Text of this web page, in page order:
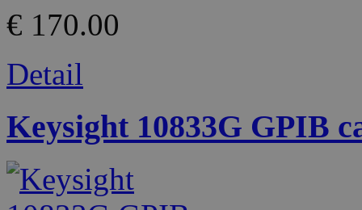
€ 170.00
Detail
Keysight 10833G GPIB